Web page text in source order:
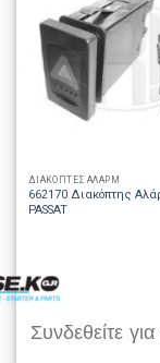
ΔΙΑΚΟΠΤΕΣ ΑΛΑΡΜ
662170 Διακόπτης
PASSAT
Συνδεθείτε για